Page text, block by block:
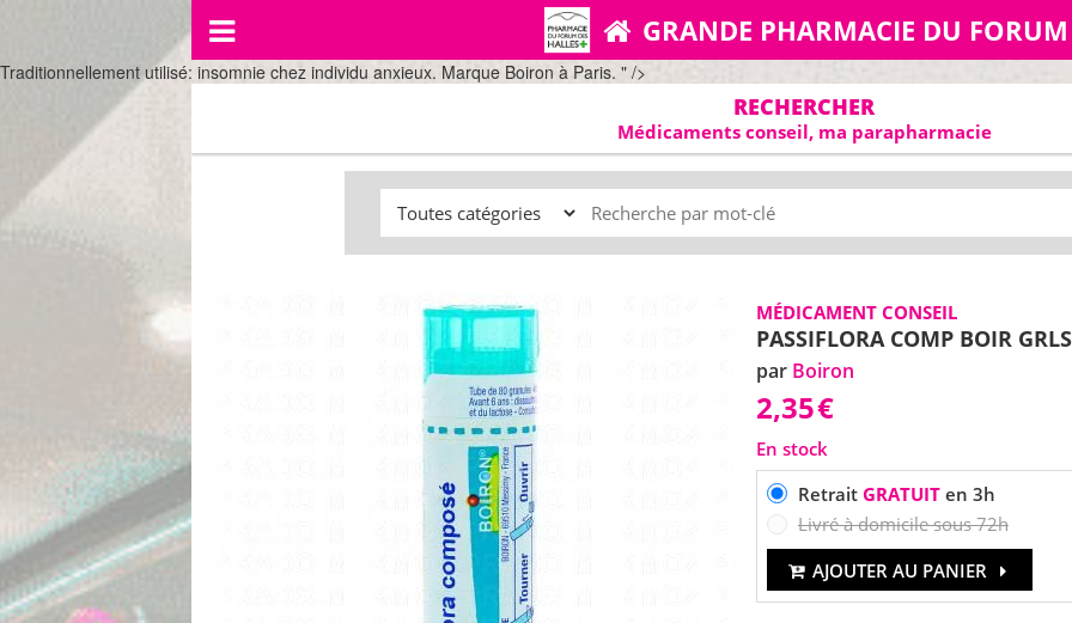
Traditionnellement utilisé: insomnie chez individu anxieux. Marque Boiron à Paris. " />
GRANDE PHARMACIE DU FORUM
RECHERCHER
Médicaments conseil, ma parapharmacie
MÉDICAMENT CONSEIL
PASSIFLORA COMP BOIR
par Boiron
2,35€
En stock
Retrait GRATUITen 3h
Livré à domicile sous 72h
AJOUTER AU PANIER